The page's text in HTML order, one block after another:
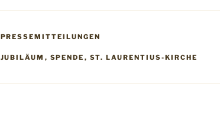
KATEGORIEN
PRESSEMITTEILUNGEN
SCHLAGWÖRTER
JUBILÄUM , SPENDE , ST. LAURENTIUS-KIRCHE